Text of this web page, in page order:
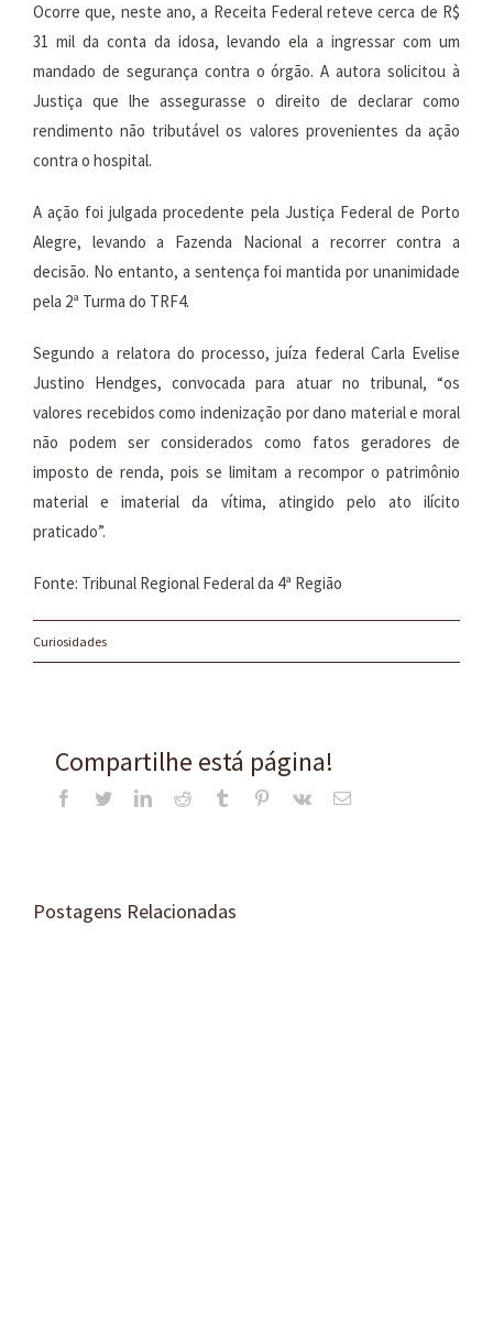
Ocorre que, neste ano, a Receita Federal reteve cerca de R$
31 mil da conta da idosa, levando ela a ingressar com um
mandado de segurança contra o órgão. A autora solicitou à
Justiça que lhe assegurasse o direito de declarar como
rendimento não tributável os valores provenientes da ação
contra o hospital.
A ação foi julgada procedente pela Justiça Federal de Porto
Alegre, levando a Fazenda Nacional a recorrer contra a
decisão. No entanto, a sentença foi mantida por unanimidade
pela 2ª Turma do TRF4.
Segundo a relatora do processo, juíza federal Carla Evelise
Justino Hendges, convocada para atuar no tribunal, “os
valores recebidos como indenização por dano material e moral
não podem ser considerados como fatos geradores de
imposto de renda, pois se limitam a recompor o patrimônio
material e imaterial da vítima, atingido pelo ato ilícito
praticado”.
Fonte: Tribunal Regional Federal da 4ª Região
Curiosidades
Compartilhe está página!
Facebook
TwitterLinkedInReddit Tumblr Pinterest
Vk
E-
Postagens Relacionadas